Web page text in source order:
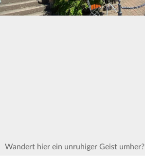
Wandert hier ein unruhiger Geist umher?